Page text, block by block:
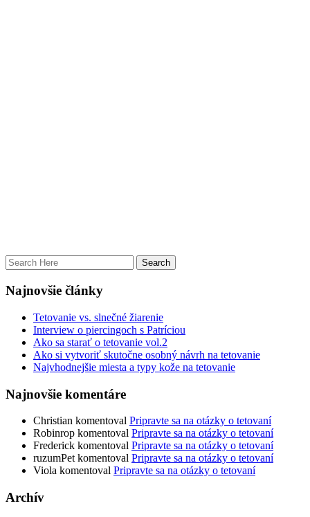
Najnovšie články
Tetovanie vs. slnečné žiarenie
Interview o piercingoch s Patríciou
Ako sa starať o tetovanie vol.2
Ako si vytvoriť skutočne osobný návrh na tetovanie
Najvhodnejšie miesta a typy kože na tetovanie
Najnovšie komentáre
Christian komentoval Pripravte sa na otázky o tetovaní
Robinrop komentoval Pripravte sa na otázky o tetovaní
Frederick komentoval Pripravte sa na otázky o tetovaní
ruzumPet komentoval Pripravte sa na otázky o tetovaní
Viola komentoval Pripravte sa na otázky o tetovaní
Archív